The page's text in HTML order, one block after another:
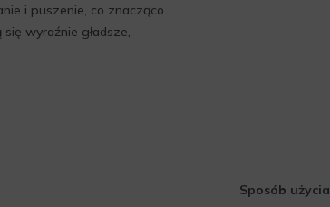
i puszenie, co znacząco
wyraźnie gładsze,
Sposób użycia